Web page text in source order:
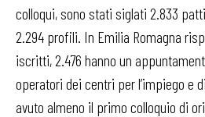
colloqui, sono stati siglati 2.833
2.294 profili. In Emilia Romagna
iscritti, 2.476 hanno un
operatori dei centri per l’impiego e
avuto almeno il primo colloquio di